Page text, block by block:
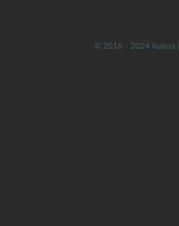
© 2016 - 2024 kulzos |